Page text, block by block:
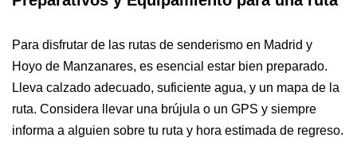
Para disfrutar de las rutas de senderismo en Madrid y
Hoyo de Manzanares, es esencial estar bien preparado.
Lleva calzado adecuado, suficiente agua, y un mapa de la
ruta. Considera llevar una brújula o un GPS y siempre
informa a alguien sobre tu ruta y hora estimada de regreso.